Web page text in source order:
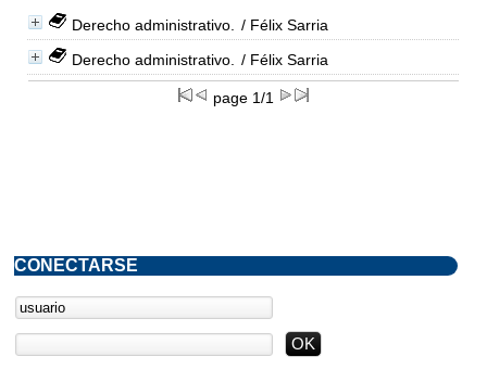
Derecho administrativo.
/ Félix Sarria
Derecho administrativo.
/ Félix Sarria
page 1/1
CONECTARSE